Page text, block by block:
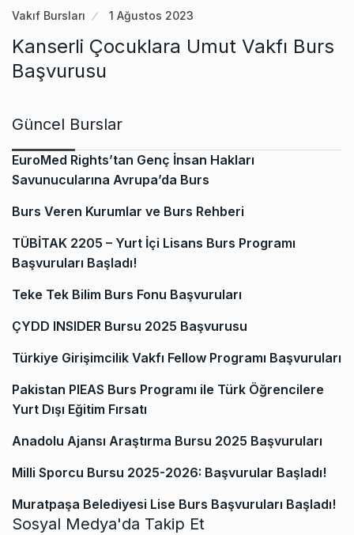
Vakıf Bursları 1 Ağustos 2023
Kanserli Çocuklara Umut Vakfı Burs
Başvurusu
Güncel Burslar
EuroMed Rights’tan Genç İnsan Hakları
Savunucularına Avrupa’da Burs
Burs Veren Kurumlar ve Burs Rehberi
TÜBİTAK 2205 – Yurt İçi Lisans Burs Programı
Başvuruları Başladı!
Teke Tek Bilim Burs Fonu Başvuruları
ÇYDD INSIDER Bursu 2025 Başvurusu
Türkiye Girişimcilik Vakfı Fellow Programı Başvuruları
Pakistan PIEAS Burs Programı ile Türk Öğrencilere
Yurt Dışı Eğitim Fırsatı
Anadolu Ajansı Araştırma Bursu 2025 Başvuruları
Milli Sporcu Bursu 2025-2026: Başvurular Başladı!
Muratpaşa Belediyesi Lise Burs Başvuruları Başladı!
Sosyal Medya'da Takip Et